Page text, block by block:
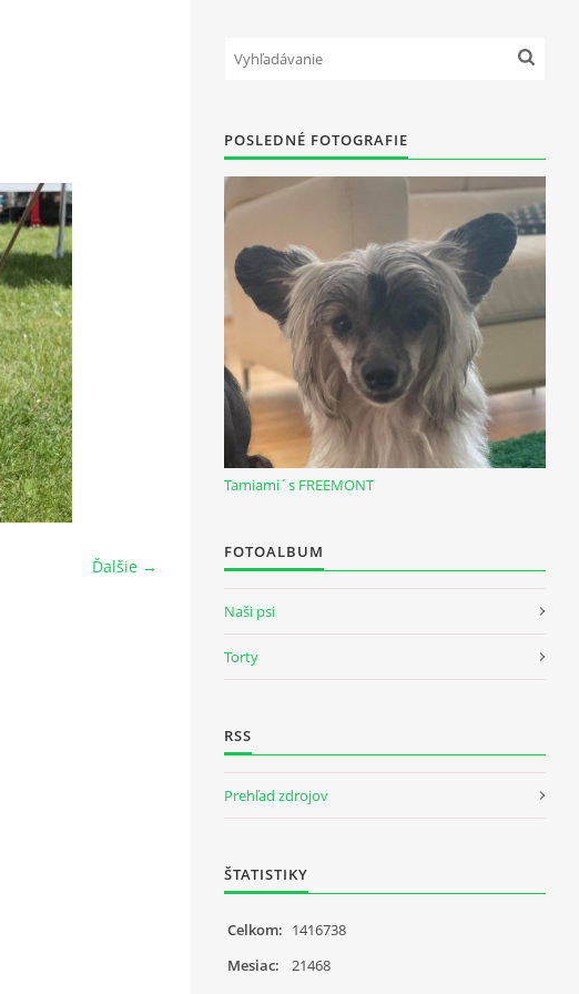
Ďalšie →
POSLEDNÉ FOTOGRAFIE
Tamiami´s FREEMONT
FOTOALBUM
Naši psi
Torty
RSS
Prehľad zdrojov
ŠTATISTIKY
Celkom: 1416738
Mesiac:
21468